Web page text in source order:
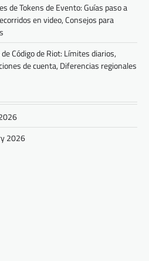
de Tokens de Evento: Guías paso a
en video, Consejos para
Código de Riot: Límites diarios,
de cuenta, Diferencias regionales
2026